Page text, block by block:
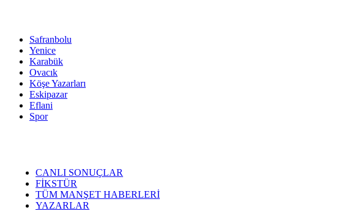
Safranbolu
Yenice
Karabük
Ovacık
Köşe Yazarları
Eskipazar
Eflani
Spor
CANLI SONUÇLAR
FİKSTÜR
TÜM MANŞET HABERLERİ
YAZARLAR